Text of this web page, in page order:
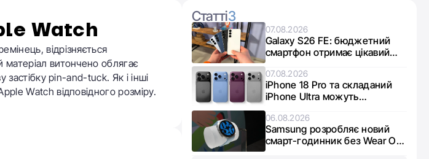
Watch​
відрізняється
витончено облягає
застібку pin-and-tuck. Як і інші
Watch відповідного розміру.
Статті3
07.08.2026
Galaxy S26 FE: бюджетний
смартфон отримає цікавий
мікс чипів від Exynos та
Snapdragon
07.08.2026
iPhone 18 Pro та складаний
iPhone Ultra можуть
опинитися в дефіциті через
брак пам’яті
06.08.2026
Samsung розробляє новий
смарт-годинник без Wear OS:
що відомо про Galaxy Aero